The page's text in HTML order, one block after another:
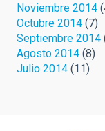
Noviembre 2014
Octubre 2014 (7)
Septiembre 2014
Agosto 2014 (8)
Julio 2014 (11)